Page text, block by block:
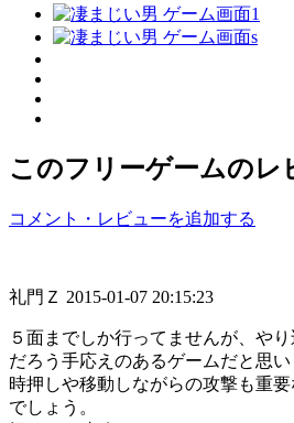
このフリーゲームのレ
コメント・レビューを追加する
礼門Ｚ 2015-01-07 20:15:23
５面までしか行ってませんが、や
だろう手応えのあるゲームだと思
時押しや移動しながらの攻撃も重
でしょう。